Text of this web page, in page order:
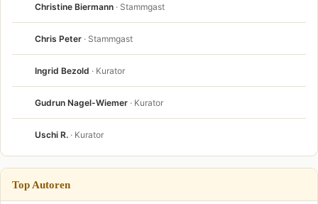
Christine Biermann · Stammgast
Chris Peter · Stammgast
Ingrid Bezold · Kurator
Gudrun Nagel-Wiemer · Kurator
Uschi R. · Kurator
Top Autoren